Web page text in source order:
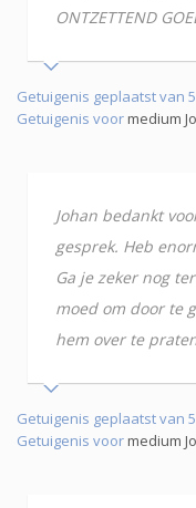
ONTZETTEND
Getuigenis geplaatst van 5
Getuigenis voormedium
Johan bedankt
gesprek. Heb
Ga je zeker nog
moed om door te
hem over te
Getuigenis geplaatst van 5
Getuigenis voormedium